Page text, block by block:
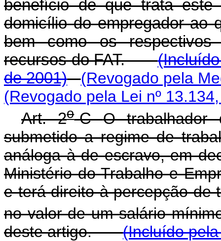
benefício de que trata
domicílio do empregador ao
bem como os respectivos
recursos do FAT.
de 2001)
(Revogado pela
(Revogado pela Lei nº
Art. 2o-CO
submetido a regime de
análoga à de escravo, em
Ministério do Trabalho e
e terá direito à percepção de
no valor de um salário
deste artigo.(Incluído